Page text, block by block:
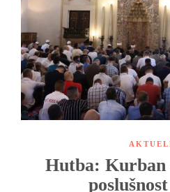
Hutba: Kurban